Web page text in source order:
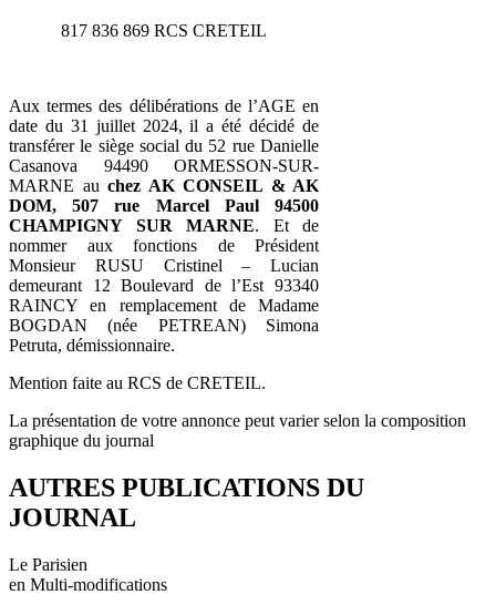
817 836 869 RCS CRETEIL
Aux termes des délibérations de l’AGE en
date du 31 juillet 2024, il a été décidé de
transférer le siège social du 52 rue Danielle
Casanova 94490 ORMESSON-SUR-
MARNE au chez AK CONSEIL & AK
DOM, 507 rue Marcel Paul 94500
CHAMPIGNY SUR MARNE. Et de
nommer aux fonctions de Président
Monsieur RUSU Cristinel – Lucian
demeurant 12 Boulevard de l’Est 93340
RAINCY en remplacement de Madame
BOGDAN (née PETREAN) Simona
Petruta, démissionnaire.
Mention faite au RCS de CRETEIL.
La présentation de votre annonce peut varier selon la composition
graphique du journal
AUTRES PUBLICATIONS DU
JOURNAL
Le Parisien
en Multi-modifications